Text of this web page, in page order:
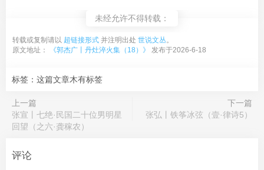
未经允许不得转载：
转载或复制请以 超链接形式 并注明出处 世说文丛。
原文地址：
《郭杰广丨丹灶淬火集（18）》 发布于2026-6-18
标签：这篇文章木有标签
上一篇
张宣丨七绝·民国二十位男明星
回望（之六·龚稼农）
下一篇
张弘丨铁筝冰弦（壹·律诗5）
评论